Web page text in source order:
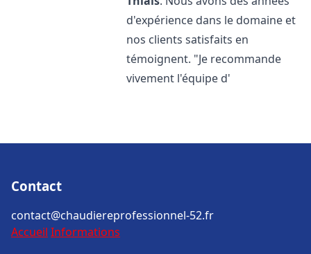
d'expérience dans le domaine et
nos clients satisfaits en
témoignent. "Je recommande
vivement l'équipe d'
Contact
contact@chaudiereprofessionnel-52.fr
Accueil Informations